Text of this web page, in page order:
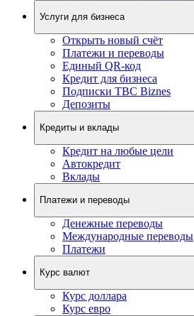
Услуги для бизнеса
Открыть новый счёт
Платежи и переводы
Единый QR-код
Кредит для бизнеса
Подписки TBC Biznes
Депозиты
Кредиты и вклады
Кредит на любые цели
Автокредит
Вклады
Платежи и переводы
Денежные переводы
Международные переводы
Платежи
Курс валют
Курс доллара
Курс евро